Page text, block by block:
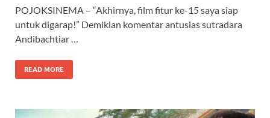
POJOKSINEMA – “Akhirnya, film fitur ke-15 saya siap
untuk digarap!” Demikian komentar antusias sutradara
Andibachtiar …
READ MORE